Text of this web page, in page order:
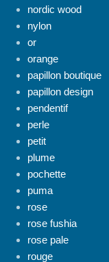
nordic wood
nylon
or
orange
papillon boutique
papillon design
pendentif
perle
petit
plume
pochette
puma
rose
rose fushia
rose pale
rouge